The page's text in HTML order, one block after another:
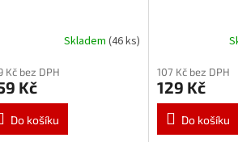
Skladem (46 ks)
Kč bez DPH
Kč
Do košíku
107 Kč bez DPH
129 Kč
Do košíku